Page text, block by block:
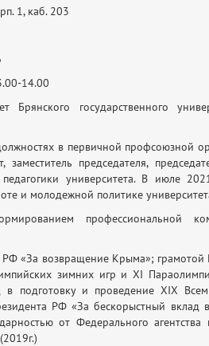
1, каб. 203
14.00
Брянского государственного
в первичной профсоюзной
заместитель председателя,
педагогики университета. В июле
и молодежной политике
профессиональной
«За возвращение Крыма»; грамотой
зимних игр и XI
подготовку и проведение XIX
РФ «За бескорыстный вклад
от Федерального